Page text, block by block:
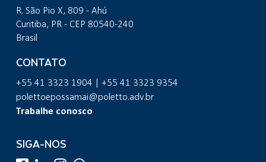
R. São Pio X, 809 - Ahú
Curitiba, PR - CEP 80540-240
Brasil
CONTATO
+55 41 3323 1904 | +55 41 3323 9354
polettoepossamai@poletto.adv.br
Trabalhe conosco
SIGA-NOS